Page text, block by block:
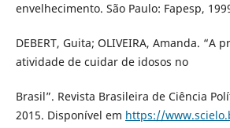
envelhecimento. São Paulo: Fapesp,
DEBERT, Guita; OLIVEIRA, Amanda. “A
atividade de cuidar de idosos no
Brasil”. Revista Brasileira de Ciência
2015. Disponível em https://